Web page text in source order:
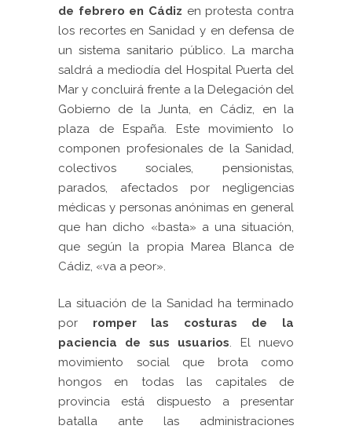
de febrero en Cádiz en protesta contra
los recortes en Sanidad y en defensa de
un sistema sanitario público. La marcha
saldrá a mediodía del Hospital Puerta del
Mar y concluirá frente a la Delegación del
Gobierno de la Junta, en Cádiz, en la
plaza de España. Este movimiento lo
componen profesionales de la Sanidad,
colectivos sociales, pensionistas,
parados, afectados por negligencias
médicas y personas anónimas en general
que han dicho «basta» a una situación,
que según la propia Marea Blanca de
Cádiz, «va a peor».
La situación de la Sanidad ha terminado
por romper las costuras de la
paciencia de sus usuarios. El nuevo
movimiento social que brota como
hongos en todas las capitales de
provincia está dispuesto a presentar
batalla ante las administraciones